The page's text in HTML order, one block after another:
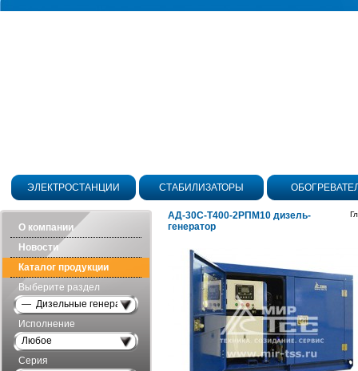
ЭЛЕКТРОСТАНЦИИ СТАБИЛИЗАТОРЫ
О компании
Новости
Каталог продукции
Выберите раздел
— Дизельные генераторы открытого исполнения
Исполнение
Любое
Серия
АД-30С-Т400-2РПМ10 дизель-
генератор